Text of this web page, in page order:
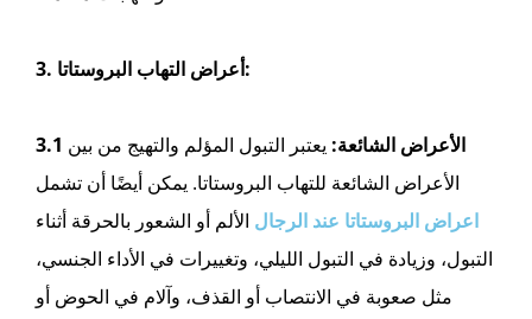
3. أعراض التهاب البروستاتا:
3.1 الأعراض الشائعة: يعتبر التبول المؤلم والتهيج من بين
الأعراض الشائعة للتهاب البروستاتا. يمكن أيضًا أن تشمل
اعراض البروستاتا عند الرجال الألم أو الشعور بالحرقة أثناء
التبول، وزيادة في التبول الليلي، وتغييرات في الأداء الجنسي،
مثل صعوبة في الانتصاب أو القذف، وآلام في الحوض أو